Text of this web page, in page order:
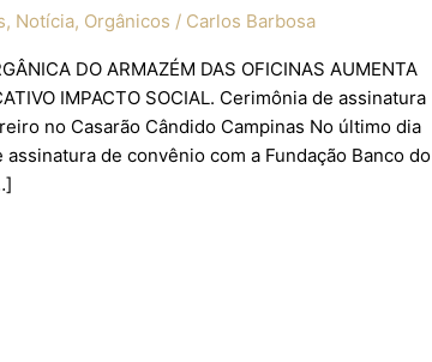
, Notícia, Orgânicos / Carlos Barbosa
DO ARMAZÉM DAS OFICINAS AUMENTA
IMPACTO SOCIAL. Cerimônia de assinatura
no Casarão Cândido Campinas No último dia
de convênio com a Fundação Banco do